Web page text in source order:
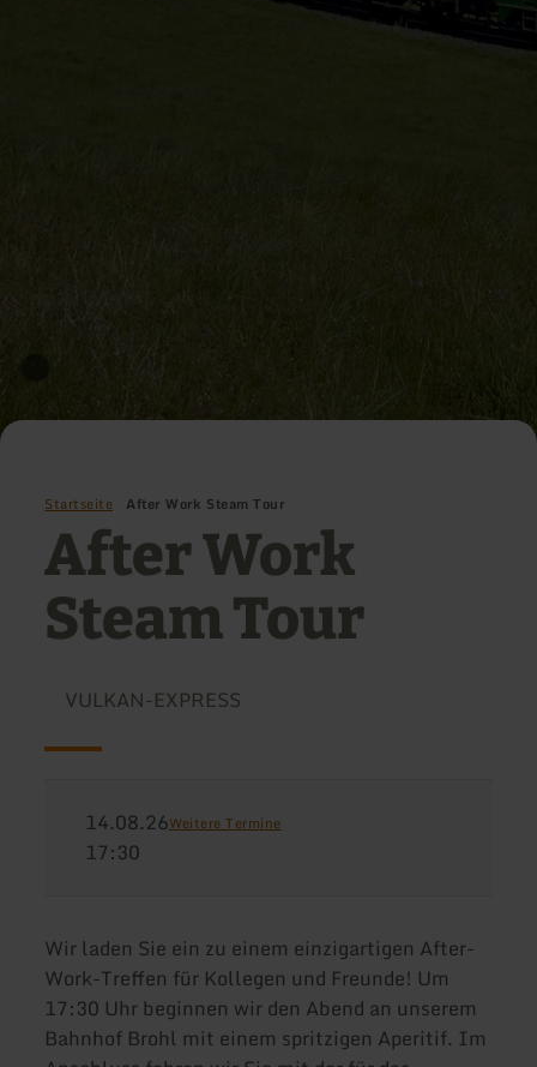
Startseite After Work Steam Tour
After Work
Steam Tour
VULKAN-EXPRESS
14.08.26Weitere Termine
17:30
Wir laden Sie ein zu einem einzigartigen After-
Work-Treffen für Kollegen und Freunde! Um
17:30 Uhr beginnen wir den Abend an unserem
Bahnhof Brohl mit einem spritzigen Aperitif. Im